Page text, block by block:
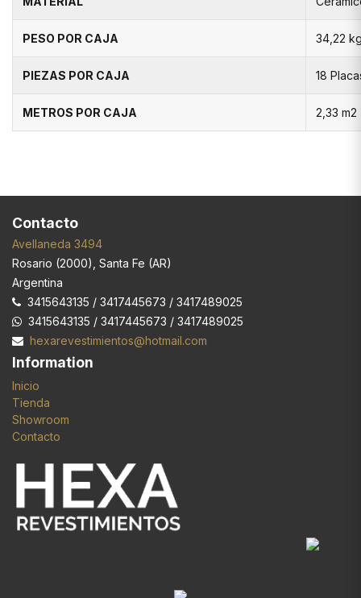
PESO POR CAJA 34,22
PIEZAS POR CAJA 18
METROS POR CAJA 2,33 m2
Contacto
Avellaneda 3494
Rosario (2000), Santa Fe (AR)
Argentina
3415643135 / 3417445673 / 3417489025
3415643135 / 3417445673 / 3417489025
hexarevestimientos@hotmail.com
Information
Inicio
Tienda
Showroom
Contacto